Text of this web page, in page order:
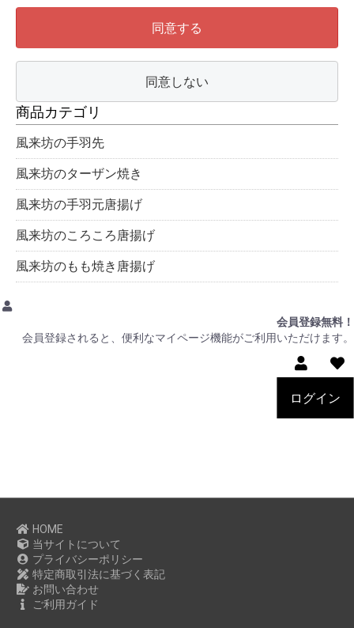
商品カテゴリ
風来坊の手羽先
風来坊のターザン焼き
風来坊の手羽元唐揚げ
風来坊のころころ唐揚げ
風来坊のもも焼き唐揚げ
会員登録無料！
会員登録されると、便利なマイページ機能がご利用いただけます。
ログイン
同意する
同意しない
HOME
当サイトについて
プライバシーポリシー
特定商取引法に基づく表記
お問い合わせ
ご利用ガイド